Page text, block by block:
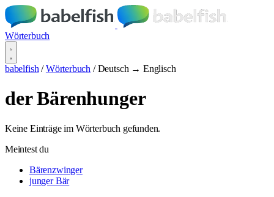
Wörterbuch
babelfish / Wörterbuch / Deutsch → Englisch
der Bärenhunger
Keine Einträge im Wörterbuch gefunden.
Meintest du
Bärenzwinger
junger Bär